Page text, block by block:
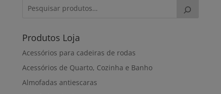
Produtos Loja
Acessórios para cadeiras de rodas
Acessórios de Quarto, Cozinha e Banho
Almofadas antiescaras